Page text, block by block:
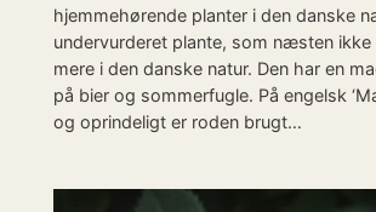
hjemmehørende planter i den danske
undervurderet plante, som næsten ikke
mere i den danske natur. Den har en
på bier og sommerfugle. På engelsk
og oprindeligt er roden brugt…